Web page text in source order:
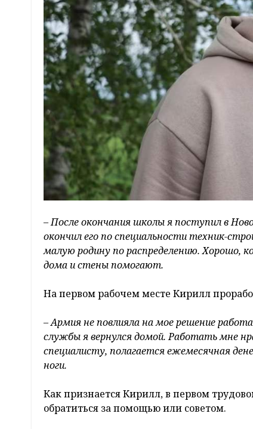
– После окончания школы я поступил в
окончил его по специальности техник-
малую родину по распределению. Хорошо,
дома и стены помогают.
На первом рабочем месте Кирилл
– Армия не повлияла на мое решение
службы я вернулся домой. Работать мне
специалисту, полагается ежемесячная
ноги.
Как признается Кирилл, в первом
обратиться за помощью или советом.